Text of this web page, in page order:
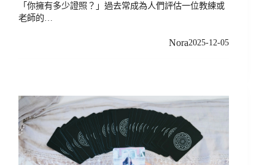
「你擁有多少證照？」過去常成為人們評估一位教練或
老師的…
Nora2025-12-05